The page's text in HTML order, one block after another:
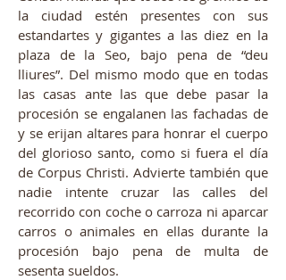
la ciudad estén presentes con sus
estandartes y gigantes a las diez en la
plaza de la Seo, bajo pena de “deu
lliures”. Del mismo modo que en todas
las casas ante las que debe pasar la
procesión se engalanen las fachadas de
y se erijan altares para honrar el cuerpo
del glorioso santo, como si fuera el día
de Corpus Christi. Advierte también que
nadie intente cruzar las calles del
recorrido con coche o carroza ni aparcar
carros o animales en ellas durante la
procesión bajo pena de multa de
sesenta sueldos.